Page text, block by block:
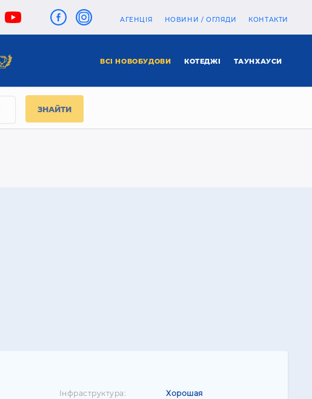
АГЕНЦІЯ НОВИНИ / ОГЛЯДИ КОНТАКТИ
ВСІ НОВОБУДОВИ КОТЕДЖІ ТАУНХАУСИ
Інфраструктура:
Хорошая